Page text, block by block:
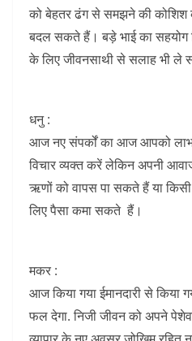
को बेहतर ढंग से समझने की
बदल सकते हैं। बड़े भाई का
के लिए जीवनसाथी से सलाह भी ले
धनु :
आज नए संपर्कों का आज आपको
विचार व्यक्त करें लेकिन अपनी
ऋणों को वापस पा सकते हैं या
लिए पैसा कमा सकते हैं।
मकर :
आज किया गया ईमानदारी से किया
फल देगा. निजी जीवन को अपने